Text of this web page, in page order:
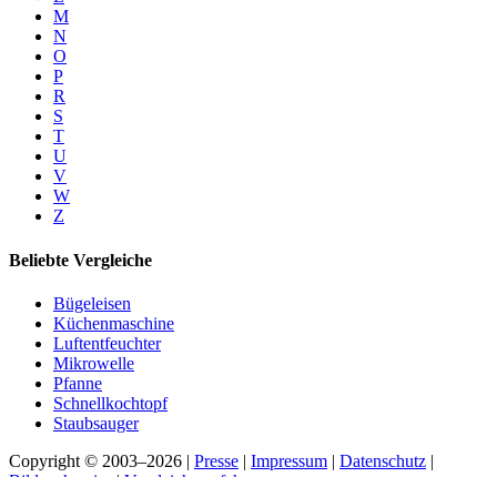
M
N
O
P
R
S
T
U
V
W
Z
Beliebte Vergleiche
Bügeleisen
Küchenmaschine
Luftentfeuchter
Mikrowelle
Pfanne
Schnellkochtopf
Staubsauger
Copyright © 2003–2026 | Presse | Impressum | Datenschutz |